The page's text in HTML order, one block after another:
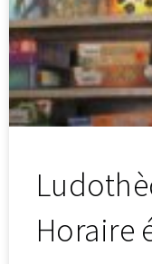
Horaire